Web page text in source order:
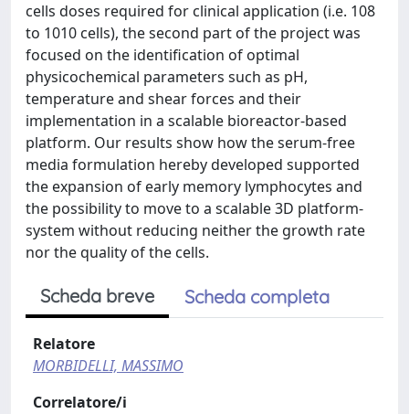
cells doses required for clinical application (i.e. 108
to 1010 cells), the second part of the project was
focused on the identification of optimal
physicochemical parameters such as pH,
temperature and shear forces and their
implementation in a scalable bioreactor-based
platform. Our results show how the serum-free
media formulation hereby developed supported
the expansion of early memory lymphocytes and
the possibility to move to a scalable 3D platform-
system without reducing neither the growth rate
nor the quality of the cells.
Scheda breve Scheda completa
Relatore
MORBIDELLI, MASSIMO
Correlatore/i